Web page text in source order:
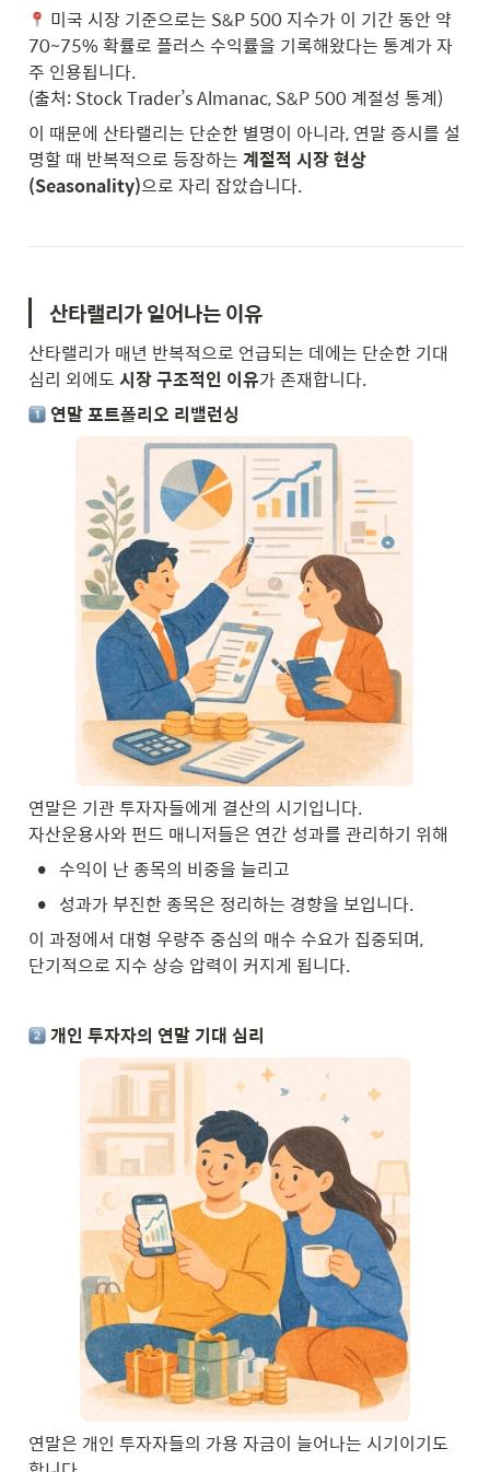
미국 시장 기준으로는 S&P 500 지수가 이 기간 동안 약
70~75% 확률로 플러스 수익률을 기록해왔다는 통계가 자
주 인용됩니다.
(출처: Stock Trader’s Almanac, S&P 500 계절성 통계)
이 때문에 산타랠리는 단순한 별명이 아니라, 연말 증시를 설
명할 때 반복적으로 등장하는 계절적 시장 현상
(Seasonality)으로 자리 잡았습니다.
산타랠리가 일어나는 이유
산타랠리가 매년 반복적으로 언급되는 데에는 단순한 기대
심리 외에도 시장 구조적인 이유가 존재합니다.
연말 포트폴리오 리밸런싱
연말은 기관 투자자들에게 결산의 시기입니다.
자산운용사와 펀드 매니저들은 연간 성과를 관리하기 위해
• 수익이 난 종목의 비중을 늘리고
• 성과가 부진한 종목은 정리하는 경향을 보입니다.
이 과정에서 대형 우량주 중심의 매수 수요가 집중되며,
단기적으로 지수 상승 압력이 커지게 됩니다.
개인 투자자의 연말 기대 심리
연말은 개인 투자자들의 가용 자금이 늘어나는 시기이기도